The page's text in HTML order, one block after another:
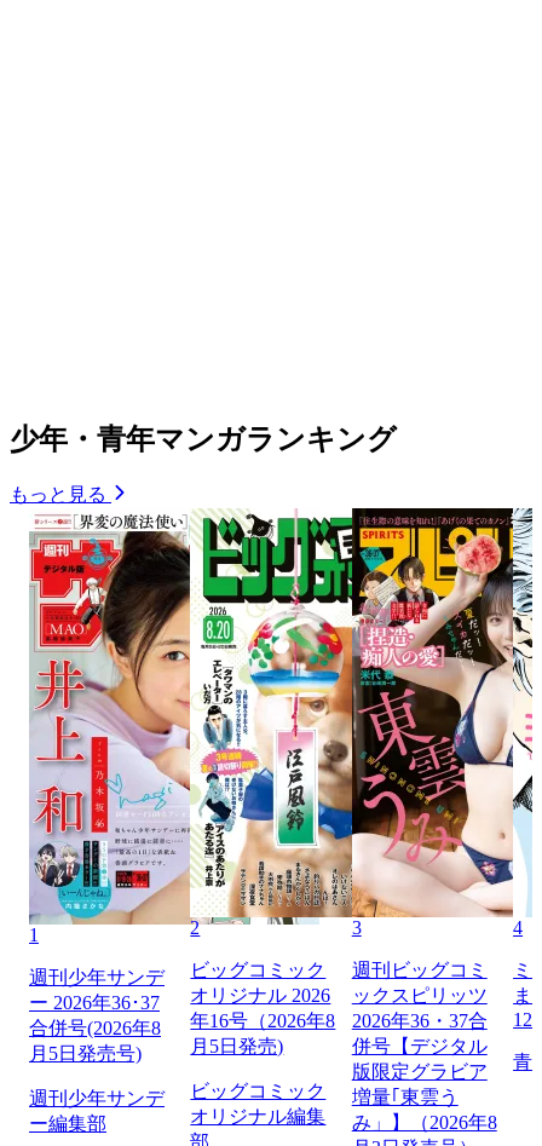
少年・青年マンガランキング
もっと見る
1
週刊少年サンデ
ー 2026年36･37
合併号(2026年8
月5日発売号)
週刊少年サンデ
ー編集部
2
ビッグコミック
オリジナル 2026
年16号（2026年8
月5日発売)
ビッグコミック
オリジナル編集
部
3
週刊ビッグコミ
ックスピリッツ
2026年36・37合
併号【デジタル
版限定グラビア
増量｢東雲う
み」】（2026年8
4
ミ
ま
129
青